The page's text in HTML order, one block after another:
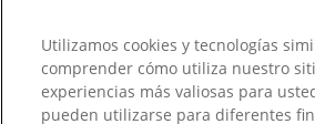
Utilizamos cookies y tecnologías
comprender cómo utiliza nuestro
experiencias más valiosas para
pueden utilizarse para diferentes